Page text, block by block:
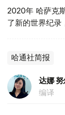
2020年 哈萨克
了新的世界纪录
哈通社简报
达娜
编译